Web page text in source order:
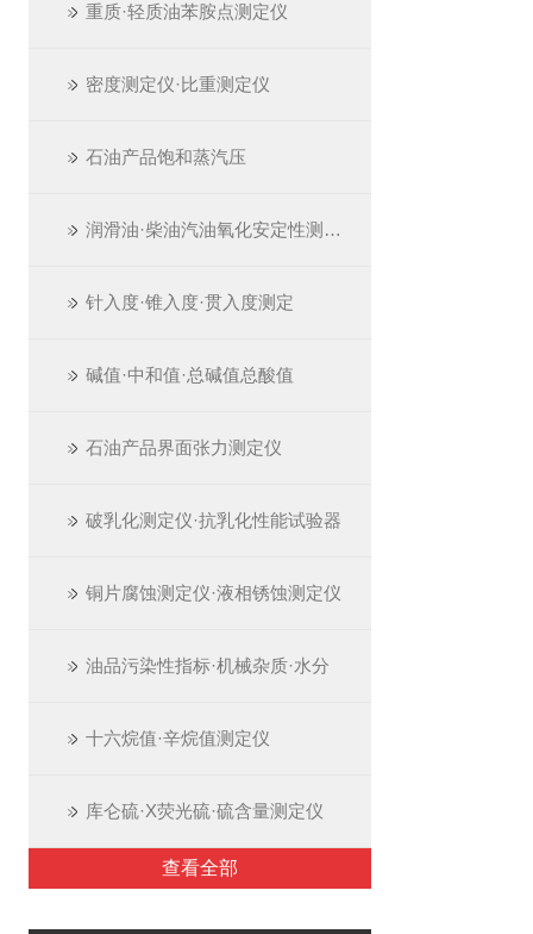
重质·轻质油苯胺点测定仪
密度测定仪·比重测定仪
石油产品饱和蒸汽压
润滑油·柴油汽油氧化安定性测定仪
针入度·锥入度·贯入度测定
碱值·中和值·总碱值总酸值
石油产品界面张力测定仪
破乳化测定仪·抗乳化性能试验器
铜片腐蚀测定仪·液相锈蚀测定仪
油品污染性指标·机械杂质·水分
十六烷值·辛烷值测定仪
库仑硫·X荧光硫·硫含量测定仪
查看全部